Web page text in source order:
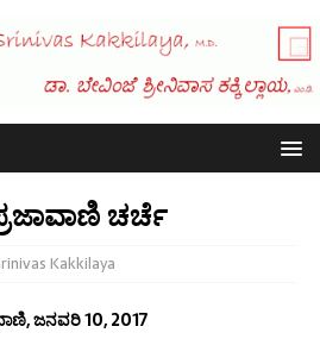
ಚರ್ಚೆ
Kakkilaya
ಜನವರಿ 10, 2017